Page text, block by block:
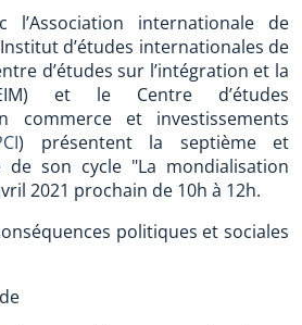
l’Association internationale de
d’études internationales de
d’études sur l’intégration et la
et le Centre d’études
commerce et investissements
) présentent la septième et
de son cycle "La mondialisation
2021 prochain de 10h à 12h.
politiques et sociales